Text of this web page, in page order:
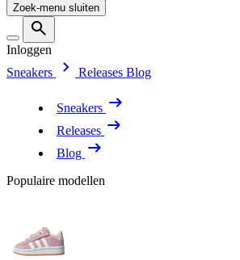
Zoek-menu sluiten
Inloggen
Sneakers
Releases Blog
Sneakers
Releases
Blog
Populaire modellen